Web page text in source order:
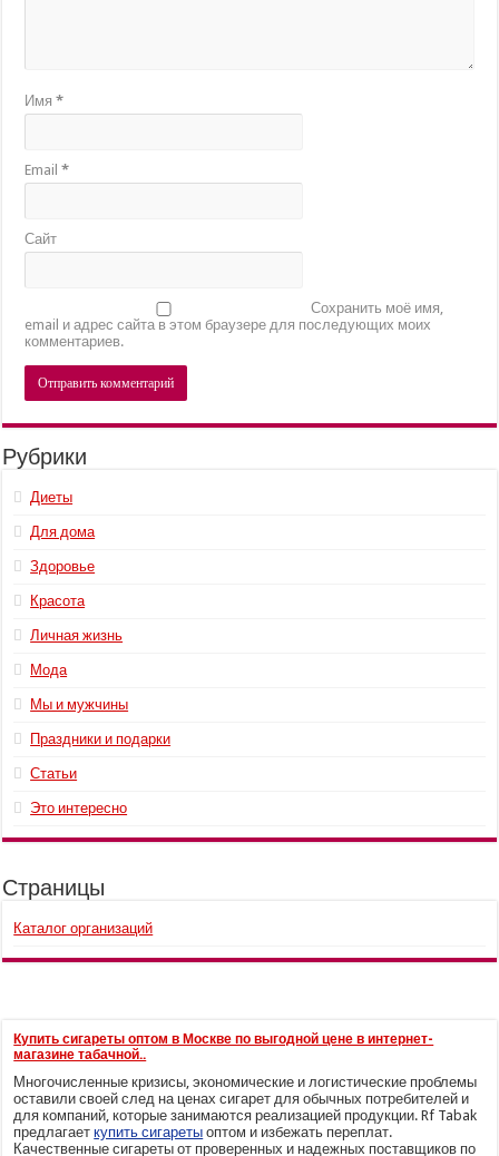
Имя*
Email*
Сайт
Сохранить моё имя,
email и адрес сайта в этом браузере для последующих моих
комментариев.
Рубрики
Диеты
Для дома
Здоровье
Красота
Личная жизнь
Мода
Мы и мужчины
Праздники и подарки
Статьи
Это интересно
Страницы
Каталог организаций
Купить сигареты оптом в Москве по выгодной цене в интернет-
магазине табачной..
Многочисленные кризисы, экономические и логистические проблемы
оставили своей след на ценах сигарет для обычных потребителей и
для компаний, которые занимаются реализацией продукции. Rf Tabak
предлагаеткупить сигареты оптом и избежать переплат.
Качественные сигареты от проверенных и надежных поставщиков по